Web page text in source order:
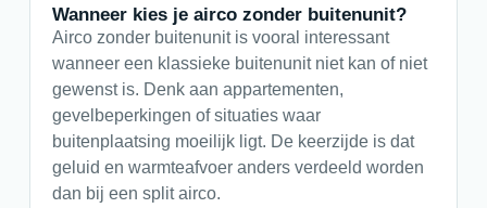
Wanneer kies je airco zonder buitenunit?
Airco zonder buitenunit is vooral interessant
wanneer een klassieke buitenunit niet kan of niet
gewenst is. Denk aan appartementen,
gevelbeperkingen of situaties waar
buitenplaatsing moeilijk ligt. De keerzijde is dat
geluid en warmteafvoer anders verdeeld worden
dan bij een split airco.